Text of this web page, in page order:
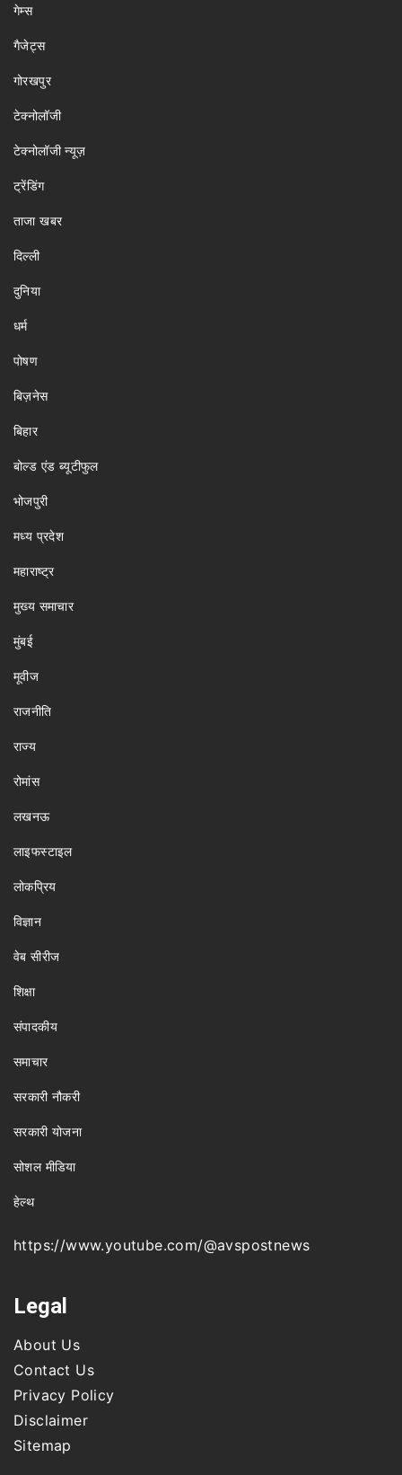
गेम्स
गैजेट्स
गोरखपुर
टेक्नोलॉजी
टेक्नोलॉजी न्यूज़
ट्रेंडिंग
ताजा खबर
दिल्ली
दुनिया
धर्म
पोषण
बिज़नेस
बिहार
बोल्ड एंड ब्यूटीफुल
भोजपुरी
मध्य प्रदेश
महाराष्ट्र
मुख्य समाचार
मुंबई
मूवीज
राजनीति
राज्य
रोमांस
लखनऊ
लाइफस्टाइल
लोकप्रिय
विज्ञान
वेब सीरीज
शिक्षा
संपादकीय
समाचार
सरकारी नौकरी
सरकारी योजना
सोशल मीडिया
हेल्थ
https://www.youtube.com/@avspostnews
Legal
About Us
Contact Us
Privacy Policy
Disclaimer
Sitemap